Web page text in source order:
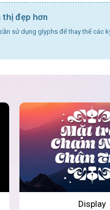
thị đẹp hơn
sử dụng glyphs để thay thể các
Display